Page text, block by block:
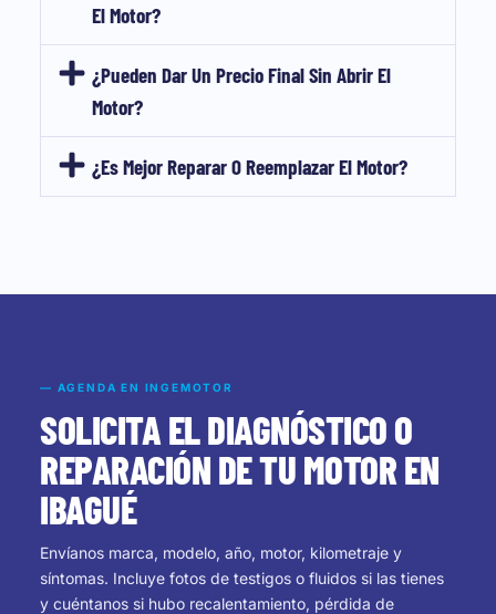
El Motor?
¿Pueden Dar Un Precio Final Sin Abrir El
Motor?
¿Es Mejor Reparar O Reemplazar El Motor?
— AGENDA EN INGEMOTOR
SOLICITA EL DIAGNÓSTICO O
REPARACIÓN DE TU MOTOR EN
IBAGUÉ
Envíanos marca, modelo, año, motor, kilometraje y
síntomas. Incluye fotos de testigos o fluidos si las tienes
y cuéntanos si hubo recalentamiento, pérdida de